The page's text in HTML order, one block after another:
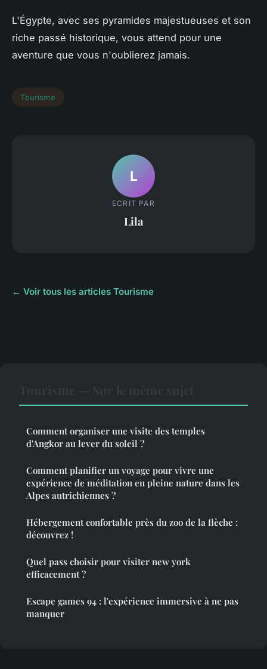
L'Égypte, avec ses pyramides majestueuses et son
riche passé historique, vous attend pour une
aventure que vous n'oublierez jamais.
Tourisme
L
ECRIT PAR
Lila
← Voir tous les articles Tourisme
Comment organiser une visite des temples
d'Angkor au lever du soleil ?
Comment planifier un voyage pour vivre une
expérience de méditation en pleine nature dans les
Alpes autrichiennes ?
Hébergement confortable près du zoo de la flèche :
découvrez !
Quel pass choisir pour visiter new york
efficacement ?
Escape games 94 : l'expérience immersive à ne pas
manquer